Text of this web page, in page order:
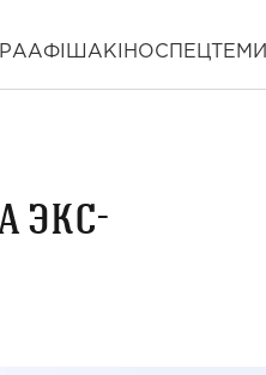
АФІША КІНОСПЕЦТЕМИ
экс-